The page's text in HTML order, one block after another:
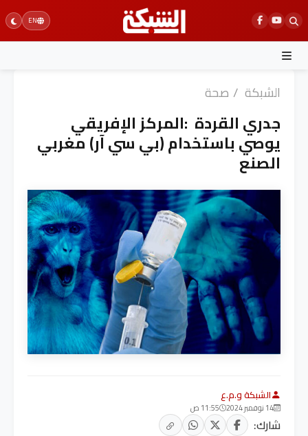
Skip
to
content
EN
الشبكة / صحة
جدري القردة :المركز الإفريقي
يوصي باستخدام (بي سي آر) مغربي
الصنع
الشبكة و.م.ع
14 نوفمبر 2024 11:55 ص
شارك: